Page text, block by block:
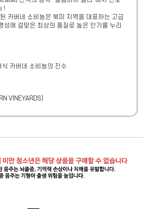
!
카버네 소비뇽은 북미 지역을 대표하는 고급
성에 걸맞은 최상의 품질로 높은 인기를 누리
카버네 소비뇽의 진수
VINEYARDS)